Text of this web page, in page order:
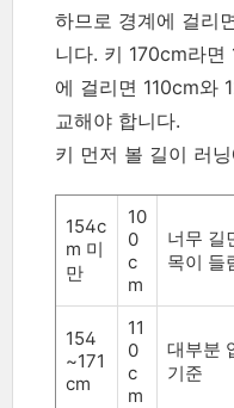
하므로 경계에 걸리
니다. 키 170cm라면
에 걸리면 110cm와
교해야 합니다.
키 먼저 볼 길이 러
154c
m 미
만
10
0
c
m
너무 길
목이 들
154
~171
cm
11
0
c
m
대부분
기준